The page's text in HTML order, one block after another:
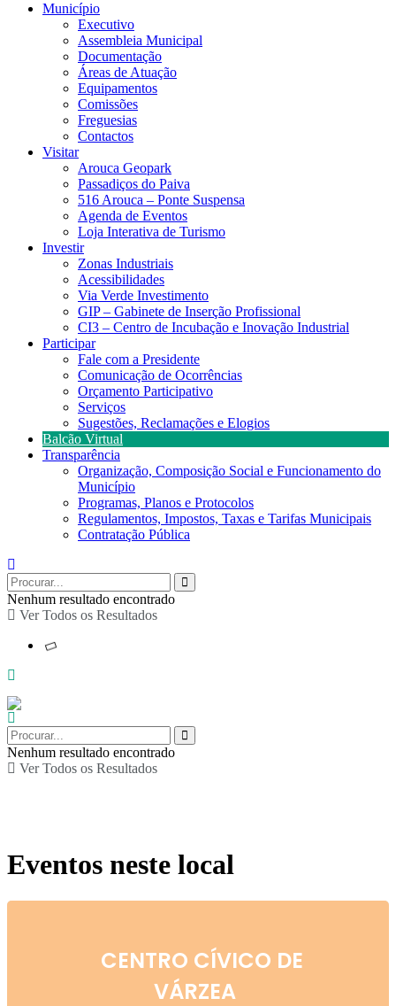
Município
Executivo
Assembleia Municipal
Documentação
Áreas de Atuação
Equipamentos
Comissões
Freguesias
Contactos
Visitar
Arouca Geopark
Passadiços do Paiva
516 Arouca – Ponte Suspensa
Agenda de Eventos
Loja Interativa de Turismo
Investir
Zonas Industriais
Acessibilidades
Via Verde Investimento
GIP – Gabinete de Inserção Profissional
CI3 – Centro de Incubação e Inovação Industrial
Participar
Fale com a Presidente
Comunicação de Ocorrências
Orçamento Participativo
Serviços
Sugestões, Reclamações e Elogios
Balcão Virtual
Transparência
Organização, Composição Social e Funcionamento do
Município
Programas, Planos e Protocolos
Regulamentos, Impostos, Taxas e Tarifas Municipais
Contratação Pública
Nenhum resultado encontrado
Ver Todos os Resultados
Nenhum resultado encontrado
Ver Todos os Resultados
Eventos neste local
CENTRO CÍVICO DE
VÁRZEA